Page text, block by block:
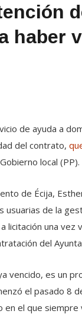
haber
de ayuda a
del contrato,
local (PP).
de Écija,
de la
licitación una
del
vencido, es un
el pasado 8
el que